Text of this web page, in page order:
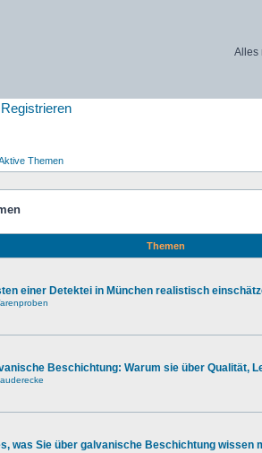
Alles
Registrieren
Themen
Themen
einer Detektei in München realistisch
Beschichtung: Warum sie über Qualität,
was Sie über galvanische Beschichtung wissen